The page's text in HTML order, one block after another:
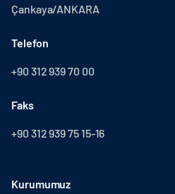
Çankaya/ANKARA
Telefon
+90 312 939 70 00
Faks
+90 312 939 75 15-16
Kurumumuz